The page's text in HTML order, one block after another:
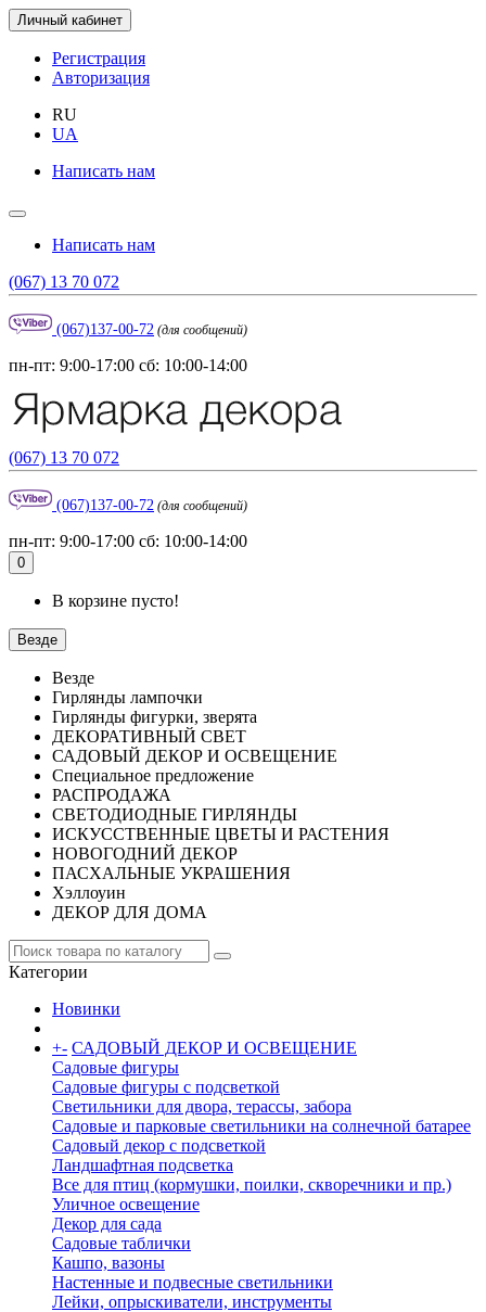
Личный кабинет
Регистрация
Авторизация
RU
UA
Написать нам
Написать нам
(067) 13 70 072
(067)137-00-72 (для сообщений)
пн-пт: 9:00-17:00 сб: 10:00-14:00
(067) 13 70 072
(067)137-00-72 (для сообщений)
пн-пт: 9:00-17:00 сб: 10:00-14:00
0
В корзине пусто!
Везде
Везде
Гирлянды лампочки
Гирлянды фигурки, зверята
ДЕКОРАТИВНЫЙ СВЕТ
САДОВЫЙ ДЕКОР И ОСВЕЩЕНИЕ
Специальное предложение
РАСПРОДАЖА
СВЕТОДИОДНЫЕ ГИРЛЯНДЫ
ИСКУССТВЕННЫЕ ЦВЕТЫ И РАСТЕНИЯ
НОВОГОДНИЙ ДЕКОР
ПАСХАЛЬНЫЕ УКРАШЕНИЯ
Хэллоуин
ДЕКОР ДЛЯ ДОМА
Категории
Новинки
+- САДОВЫЙ ДЕКОР И ОСВЕЩЕНИЕ
Садовые фигуры
Садовые фигуры с подсветкой
Светильники для двора, терассы, забора
Садовые и парковые светильники на солнечной батарее
Садовый декор с подсветкой
Ландшафтная подсветка
Все для птиц (кормушки, поилки, скворечники и пр.)
Уличное освещение
Декор для сада
Садовые таблички
Кашпо, вазоны
Настенные и подвесные светильники
Лейки, опрыскиватели, инструменты